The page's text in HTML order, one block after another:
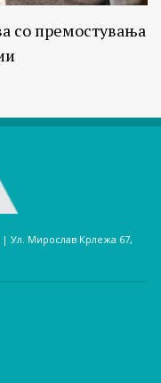
со премостувања
| Ул. Мирослав Крлежа 67,